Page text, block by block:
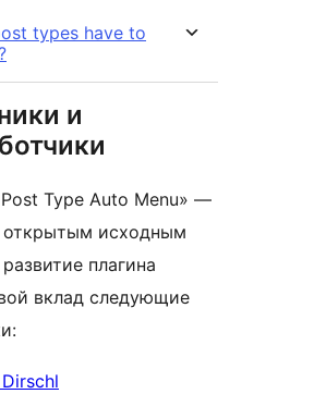
types have to
и
Type Auto Menu» —
открытым исходным
плагина
вклад следующие
Dirschl